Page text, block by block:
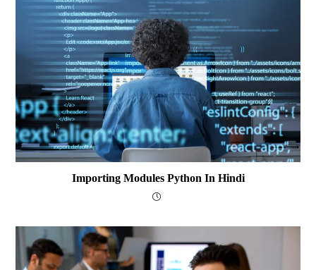
Importing Modules Python In Hindi